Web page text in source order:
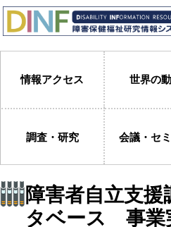
情報アクセス 世界の
調査・研究 会議・セ
障害者自立支
タベース 事業